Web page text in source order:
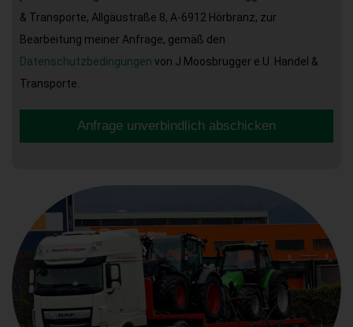
& Transporte, Allgäustraße 8, A-6912 Hörbranz, zur
Bearbeitung meiner Anfrage, gemäß den
Datenschutzbedingungen von J.Moosbrugger e.U. Handel &
Transporte.
Anfrage unverbindlich abschicken